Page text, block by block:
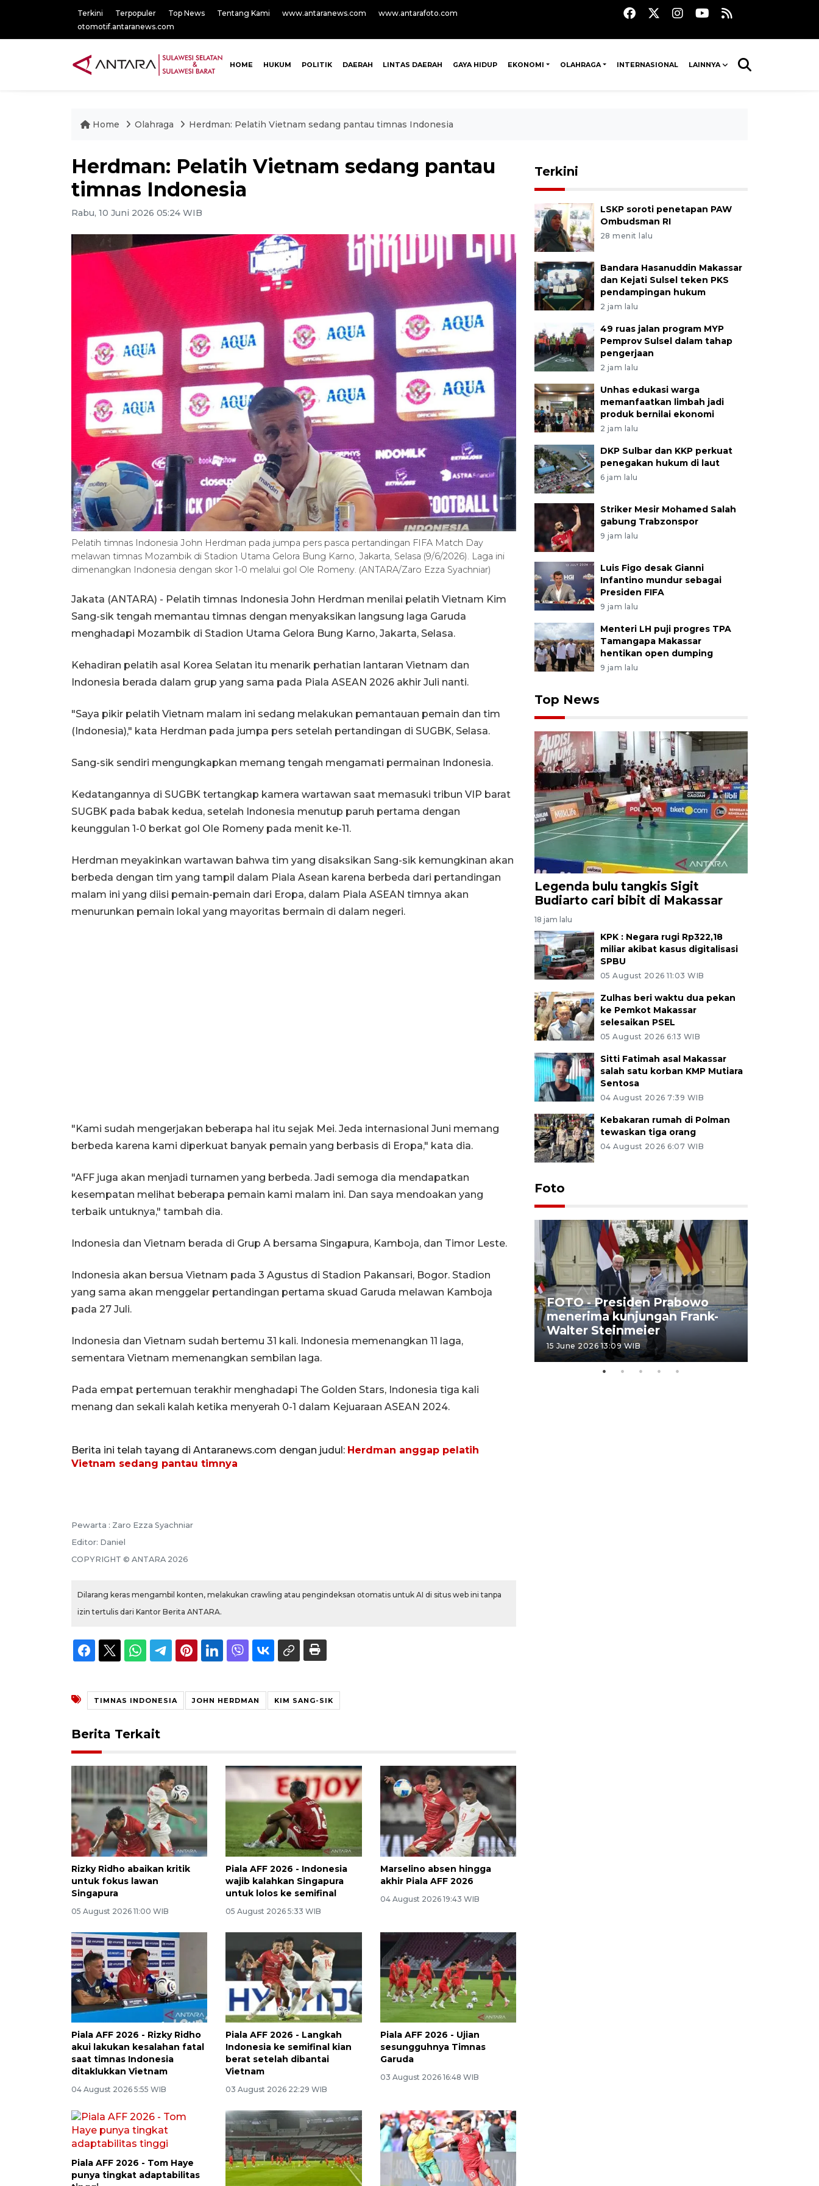
Terkini Terpopuler Top News Tentang Kami www.antaranews.com
www.antarafoto.com
otomotif.antaranews.com
HOME HUKUM POLITIK DAERAH LINTAS DAERAH GAYA HIDUP EKONOMI OLAHRAGA INTERNASIONAL LAINNYA
Home Olahraga Herdman: Pelatih Vietnam sedang pantau timnas Indonesia
Herdman: Pelatih Vietnam sedang pantau
timnas Indonesia
Rabu, 10 Juni 2026 05:24 WIB
Pelatih timnas Indonesia John Herdman pada jumpa pers pasca pertandingan FIFA Match Day
melawan timnas Mozambik di Stadion Utama Gelora Bung Karno, Jakarta, Selasa (9/6/2026). Laga ini
dimenangkan Indonesia dengan skor 1-0 melalui gol Ole Romeny. (ANTARA/Zaro Ezza Syachniar)
Jakata (ANTARA) - Pelatih timnas Indonesia John Herdman menilai pelatih Vietnam Kim
Sang-sik tengah memantau timnas dengan menyaksikan langsung laga Garuda
menghadapi Mozambik di Stadion Utama Gelora Bung Karno, Jakarta, Selasa.
Kehadiran pelatih asal Korea Selatan itu menarik perhatian lantaran Vietnam dan
Indonesia berada dalam grup yang sama pada Piala ASEAN 2026 akhir Juli nanti.
"Saya pikir pelatih Vietnam malam ini sedang melakukan pemantauan pemain dan tim
(Indonesia)," kata Herdman pada jumpa pers setelah pertandingan di SUGBK, Selasa.
Sang-sik sendiri mengungkapkan memang tengah mengamati permainan Indonesia.
Kedatangannya di SUGBK tertangkap kamera wartawan saat memasuki tribun VIP barat
SUGBK pada babak kedua, setelah Indonesia menutup paruh pertama dengan
keunggulan 1-0 berkat gol Ole Romeny pada menit ke-11.
Herdman meyakinkan wartawan bahwa tim yang disaksikan Sang-sik kemungkinan akan
berbeda dengan tim yang tampil dalam Piala Asean karena berbeda dari pertandingan
malam ini yang diisi pemain-pemain dari Eropa, dalam Piala ASEAN timnya akan
menurunkan pemain lokal yang mayoritas bermain di dalam negeri.
"Kami sudah mengerjakan beberapa hal itu sejak Mei. Jeda internasional Juni memang
berbeda karena kami diperkuat banyak pemain yang berbasis di Eropa," kata dia.
"AFF juga akan menjadi turnamen yang berbeda. Jadi semoga dia mendapatkan
kesempatan melihat beberapa pemain kami malam ini. Dan saya mendoakan yang
terbaik untuknya," tambah dia.
Indonesia dan Vietnam berada di Grup A bersama Singapura, Kamboja, dan Timor Leste.
Indonesia akan bersua Vietnam pada 3 Agustus di Stadion Pakansari, Bogor. Stadion
yang sama akan menggelar pertandingan pertama skuad Garuda melawan Kamboja
pada 27 Juli.
Indonesia dan Vietnam sudah bertemu 31 kali. Indonesia memenangkan 11 laga,
sementara Vietnam memenangkan sembilan laga.
Pada empat pertemuan terakhir menghadapi The Golden Stars, Indonesia tiga kali
menang dan sekali kalah ketika menyerah 0-1 dalam Kejuaraan ASEAN 2024.
Berita ini telah tayang di Antaranews.com dengan judul: Herdman anggap pelatih
Vietnam sedang pantau timnya
Pewarta : Zaro Ezza Syachniar
Editor: Daniel
COPYRIGHT © ANTARA 2026
Dilarang keras mengambil konten, melakukan crawling atau pengindeksan otomatis untuk AI di situs web ini tanpa
izin tertulis dari Kantor Berita ANTARA.
TIMNAS INDONESIA JOHN HERDMAN KIM SANG-SIK
Berita Terkait
Rizky Ridho abaikan kritik
untuk fokus lawan
Singapura
05 August 2026 11:00 WIB
Piala AFF 2026 - Indonesia
wajib kalahkan Singapura
untuk lolos ke semifinal
05 August 2026 5:33 WIB
Marselino absen hingga
akhir Piala AFF 2026
04 August 2026 19:43 WIB
Piala AFF 2026 - Rizky Ridho
akui lakukan kesalahan fatal
saat timnas Indonesia
ditaklukkan Vietnam
04 August 2026 5:55 WIB
Piala AFF 2026 - Langkah
Indonesia ke semifinal kian
berat setelah dibantai
Vietnam
03 August 2026 22:29 WIB
Piala AFF 2026 - Ujian
sesungguhnya Timnas
Garuda
03 August 2026 16:48 WIB
Piala AFF 2026 - Tom Haye
punya tingkat adaptabilitas
Terkini
LSKP soroti penetapan PAW
Ombudsman RI
28 menit lalu
Bandara Hasanuddin Makassar
dan Kejati Sulsel teken PKS
pendampingan hukum
2 jam lalu
49 ruas jalan program MYP
Pemprov Sulsel dalam tahap
pengerjaan
2 jam lalu
Unhas edukasi warga
memanfaatkan limbah jadi
produk bernilai ekonomi
2 jam lalu
DKP Sulbar dan KKP perkuat
penegakan hukum di laut
6 jam lalu
Striker Mesir Mohamed Salah
gabung Trabzonspor
9 jam lalu
Luis Figo desak Gianni
Infantino mundur sebagai
Presiden FIFA
9 jam lalu
Menteri LH puji progres TPA
Tamangapa Makassar
hentikan open dumping
9 jam lalu
Top News
Legenda bulu tangkis Sigit
Budiarto cari bibit di Makassar
18 jam lalu
KPK : Negara rugi Rp322,18
miliar akibat kasus digitalisasi
SPBU
05 August 2026 11:03 WIB
Zulhas beri waktu dua pekan
ke Pemkot Makassar
selesaikan PSEL
05 August 2026 6:13 WIB
Sitti Fatimah asal Makassar
salah satu korban KMP Mutiara
Sentosa
04 August 2026 7:39 WIB
Kebakaran rumah di Polman
tewaskan tiga orang
04 August 2026 6:07 WIB
Foto
FOTO - Kirab memperingati
02 April 2026 12:51 WIB
FOTO - Presiden Prabowo
menerima kunjungan Frank-
Walter Steinmeier
15 June 2026 13:09 WIB